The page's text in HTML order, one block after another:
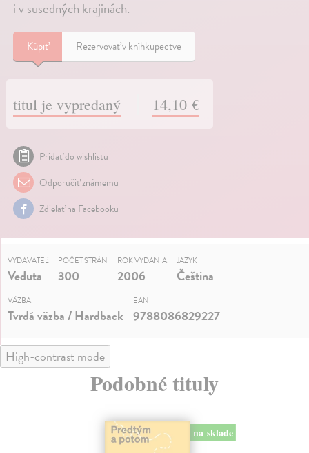
i v susedných krajinách.
Kúpiť Rezervovať v kníhkupectve
titul je vypredaný 14,10 €
Pridať do wishlistu
Odporučiť známemu
Zdielať na Facebooku
VYDAVATEĽ
Veduta
POČET STRÁN
300
ROK VYDANIA
2006
JAZYK
Čeština
VÄZBA
Tvrdá väzba / Hardback
EAN
9788086829227
High-contrast mode
Podobné tituly
novinka